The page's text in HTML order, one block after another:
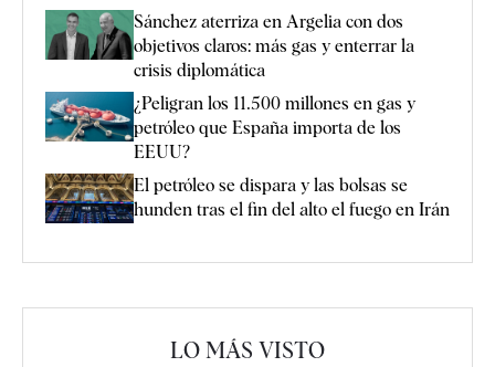
Sánchez aterriza en Argelia con dos
objetivos claros: más gas y enterrar la
crisis diplomática
¿Peligran los 11.500 millones en gas y
petróleo que España importa de los
EEUU?
El petróleo se dispara y las bolsas se
hunden tras el fin del alto el fuego en Irán
LO MÁS VISTO